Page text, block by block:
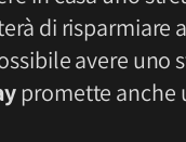
di risparmiare
avere
promette anche